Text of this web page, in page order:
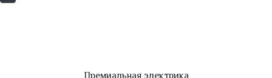
Премиальная электрика